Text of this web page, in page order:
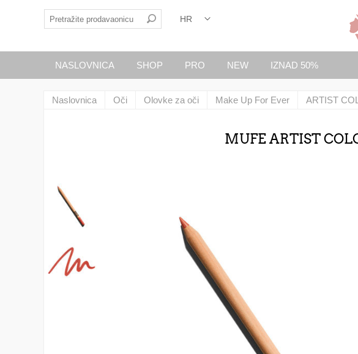
NASLOVNICA SHOP PRO NEW IZNAD 50%
Naslovnica Oči Olovke za oči Make Up For Ever ARTIST
MUFE ARTIST